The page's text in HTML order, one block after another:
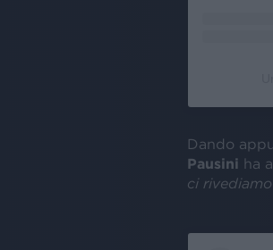
Dando
Pausini ha
ci